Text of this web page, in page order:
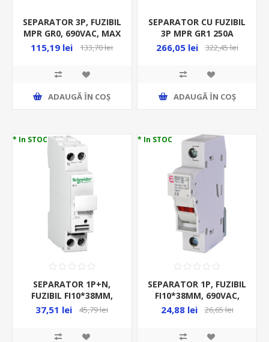
SEPARATOR 3P, FUZIBIL
MPR GR0, 690VAC, MAX
160A, ORIZONTAL CU
115,19 lei 133,70 lei
ADAUGĂ ȊN COŞ
SEPARATOR CU FUZIBIL
3P MPR GR1 250A
690VAC ORIZONTAL CU
266,05 lei 322,45 lei
ADAUGĂ ȊN COŞ
* In STOC
SEPARATOR 1P+N,
FUZIBIL FI10*38MM,
500VAC, MAX 25A, STI,
37,51 lei 45,79 lei
* In STOC
SEPARATOR 1P, FUZIBIL
FI10*38MM, 690VAC,
MAX 32A, AC 22B, CU
24,88 lei 26,65 lei